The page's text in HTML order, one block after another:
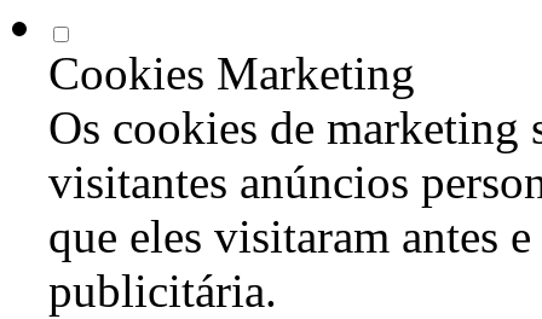
Cookies Marketing
Os cookies de marketing
visitantes anúncios
que eles visitaram antes
publicitária.